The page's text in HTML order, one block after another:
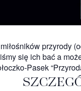
przyrody
się ich bać a
Pasek